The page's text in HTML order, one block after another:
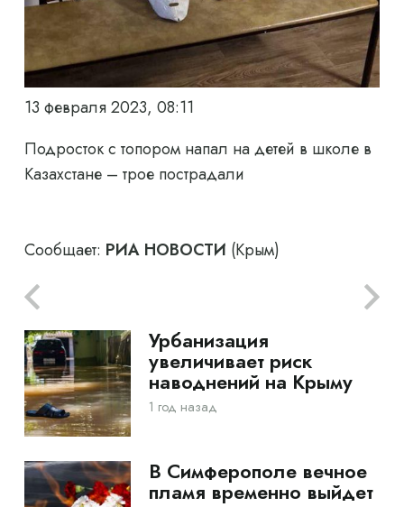
13 февраля 2023, 08:11
Подросток с топором напал на детей в школе в
Казахстане – трое пострадали
Сообщает: РИА НОВОСТИ (Крым)
Урбанизация
увеличивает риск
наводнений на Крыму
1 год назад
В Симферополе вечное
пламя временно выйдет